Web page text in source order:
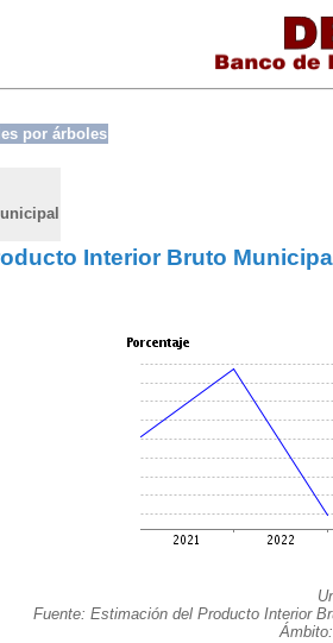
por árboles
Interior Bruto
Fuente: Estimación del Producto Interior